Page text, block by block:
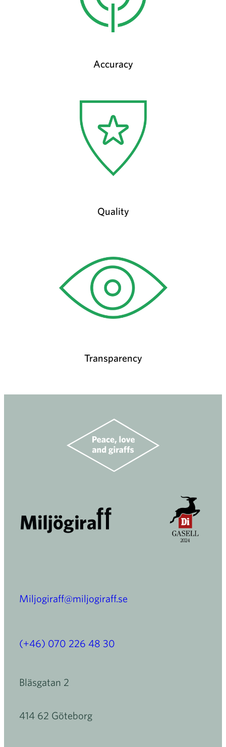
Accuracy
Quality
Transparency
Miljogiraff@miljogiraff.se
(+46) 070 226 48 30
Bläsgatan 2
414 62 Göteborg